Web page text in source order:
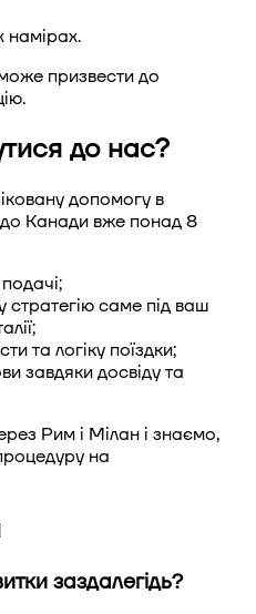
намірах.
призвести до
до нас?
допомогу в
до Канади вже понад 8
стратегію саме під ваш
та логіку поїздки;
завдяки досвіду та
Рим і Мілан і знаємо,
на
заздалегідь?